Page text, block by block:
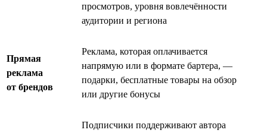
просмотров, уровня вовлечённости
аудитории и региона
Прямая
реклама
от брендов
Реклама, которая оплачивается
напрямую или в формате бартера, —
подарки, бесплатные товары на обзор
или другие бонусы
Подписчики поддерживают автора